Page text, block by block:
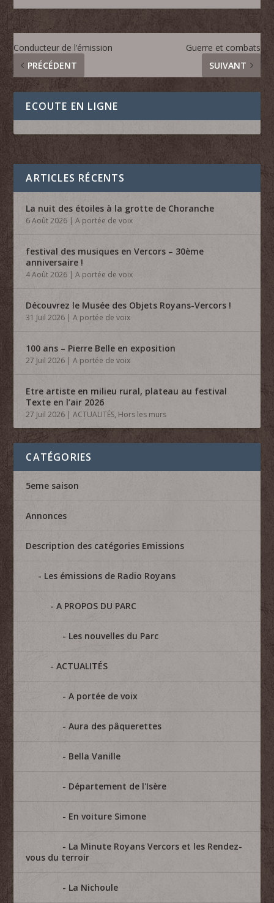
Conducteur de l’émission
PRÉCÉDENT
Guerre et combats
SUIVANT
ECOUTE EN LIGNE
ARTICLES RÉCENTS
La nuit des étoiles à la grotte de Choranche
6 Août 2026 |A portée de voix
festival des musiques en Vercors – 30ème
anniversaire !
4 Août 2026 |A portée de voix
Découvrez le Musée des Objets Royans-Vercors !
31 Juil 2026 |A portée de voix
100 ans – Pierre Belle en exposition
27 Juil 2026 |A portée de voix
Etre artiste en milieu rural, plateau au festival
Texte en l’air 2026
27 Juil 2026 |ACTUALITÉS, Hors les murs
CATÉGORIES
5eme saison
Annonces
Description des catégories Emissions
Les émissions de Radio Royans
A PROPOS DU PARC
Les nouvelles du Parc
ACTUALITÉS
A portée de voix
Aura des pâquerettes
Bella Vanille
Département de l'Isère
En voiture Simone
La Minute Royans Vercors et les Rendez-
vous du terroir
La Nichoule